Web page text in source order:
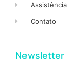
Assistência
Contato
Newsletter